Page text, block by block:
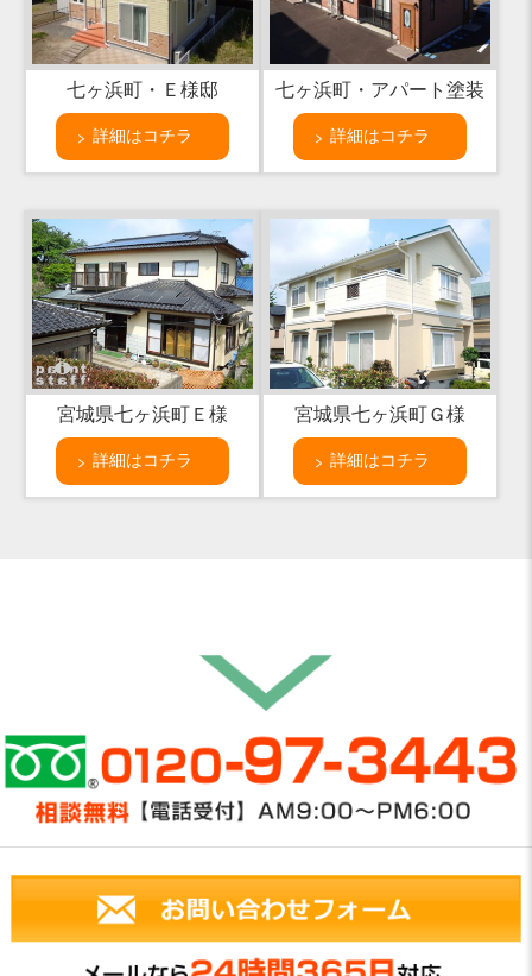
七ヶ浜町・Ｅ様邸
詳細はコチラ
七ヶ浜町・アパート塗装
詳細はコチラ
宮城県七ヶ浜町Ｅ様
詳細はコチラ
宮城県七ヶ浜町Ｇ様
詳細はコチラ